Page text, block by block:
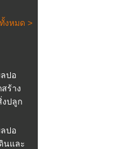
งหมด >
ปอ
ร้าง
ปลูก
ปอ
นและ